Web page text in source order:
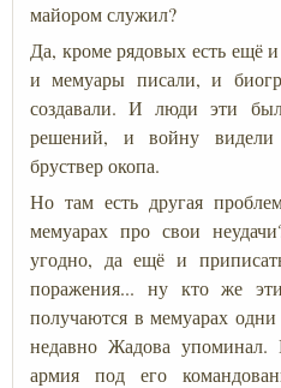
майором служил?
Да, кроме рядовых есть
и мемуары писали, и
создавали. И люди эти
решений, и войну
бруствер окопа.
Но там есть другая
мемуарах про свои
угодно, да ещё и
поражения... ну кто же
получаются в мемуарах
недавно Жадова упоминал.
армия под его